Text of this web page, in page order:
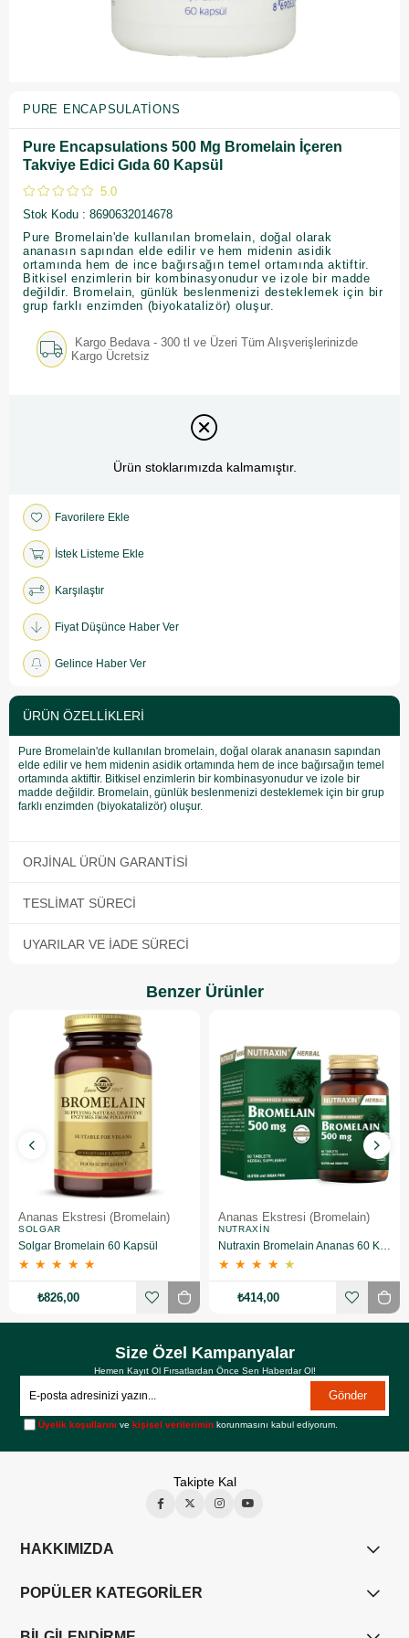
PURE ENCAPSULATIONS
Pure Encapsulations 500 Mg Bromelain İçeren
Takviye Edici Gıda 60 Kapsül
5.0
Stok Kodu
8690632014678
Pure Bromelain'de kullanılan bromelain, doğal olarak
ananasın sapından elde edilir ve hem midenin asidik
ortamında hem de ince bağırsağın temel ortamında aktiftir.
Bitkisel enzimlerin bir kombinasyonudur ve izole bir madde
değildir. Bromelain, günlük beslenmenizi desteklemek için bir
grup farklı enzimden (biyokatalizör) oluşur.
Kargo Bedava - 300 tl ve Üzeri Tüm Alışverişlerinizde
Kargo Ücretsiz
Ürün stoklarımızda kalmamıştır.
Favorilere Ekle
İstek Listeme Ekle
Karşılaştır
Fiyat Düşünce Haber Ver
Gelince Haber Ver
ÜRÜN ÖZELLIKLERI
Pure Bromelain'de kullanılan bromelain, doğal olarak ananasın sapından
elde edilir ve hem midenin asidik ortamında hem de ince bağırsağın temel
ortamında aktiftir. Bitkisel enzimlerin bir kombinasyonudur ve izole bir
madde değildir. Bromelain, günlük beslenmenizi desteklemek için bir grup
farklı enzimden (biyokatalizör) oluşur.
ORJINAL ÜRÜN GARANTISI
TESLIMAT SÜRECI
UYARILAR VE İADE SÜRECI
Benzer Ürünler
Ananas Ekstresi (Bromelain)
SOLGAR
Solgar Bromelain 60 Kapsül
★ ★ ★ ★ ★
₺826,00
Ananas Ekstresi (Bromelain)
NUTRAXIN
★ ★ ★ ★ ★
₺414,00
Size Özel Kampanyalar
Hemen Kayıt Ol Fırsatlardan Önce Sen Haberdar Ol!
Gönder
Üyelik koşullarını vekişisel verilerimin korunmasını kabul ediyorum.
Takipte Kal
HAKKIMIZDA
POPÜLER KATEGORİLER